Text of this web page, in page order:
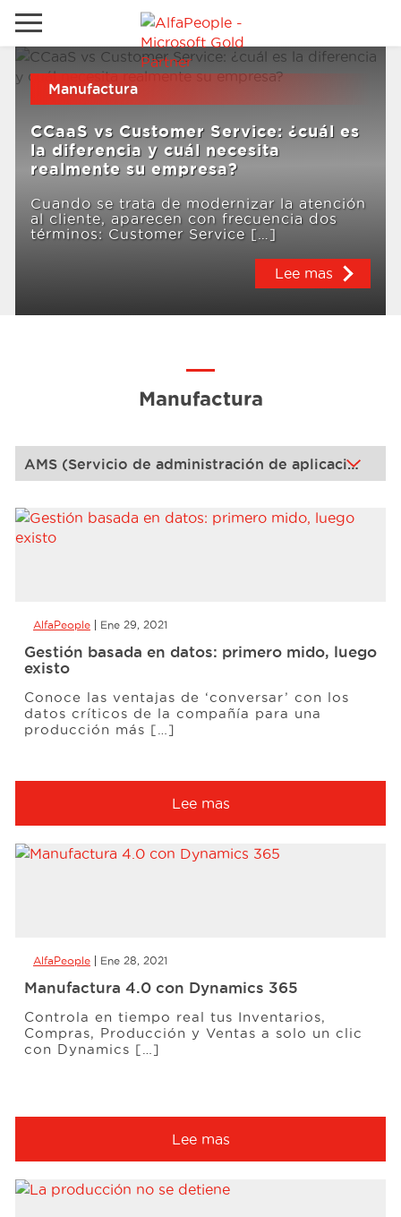
Manufactura
CCaaS vs Customer Service: ¿cuál es
la diferencia y cuál necesita
realmente su empresa?
Cuando se trata de modernizar la atención
al cliente, aparecen con frecuencia dos
términos: Customer Service […]
Lee mas
Manufactura
AlfaPeople Ene 29, 2021
Gestión basada en datos: primero mido, luego
existo
Conoce las ventajas de ‘conversar’ con los
datos críticos de la compañía para una
producción más […]
Lee mas
AlfaPeople Ene 28, 2021
Manufactura 4.0 con Dynamics 365
Controla en tiempo real tus Inventarios,
Compras, Producción y Ventas a solo un clic
con Dynamics […]
Lee mas
Soluciones
Clientes
Eventos
Recursos
Nosotros
Ir al sitio local
Global
Canada
Denmark
España